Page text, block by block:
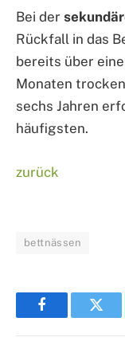
Bei der
Rückfall in das
bereits über
Monaten
sechs Jahren
häufigsten.
zurück
bettnässen
Facebook